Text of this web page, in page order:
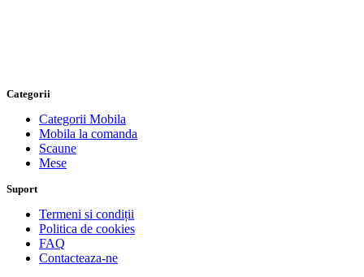
Categorii
Categorii Mobila
Mobila la comanda
Scaune
Mese
Suport
Termeni si condiții
Politica de cookies
FAQ
Contacteaza-ne